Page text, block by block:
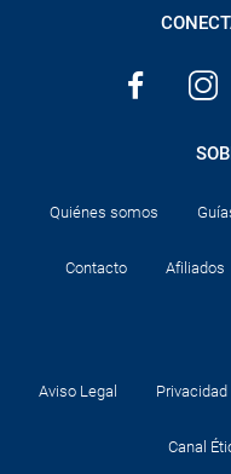
Quiénes somos
Contacto Afiliados
Aviso Legal Privacidad
Canal